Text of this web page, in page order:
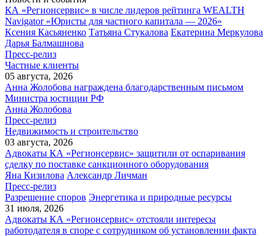
КА «Регионсервис» в числе лидеров рейтинга WEALTH
Navigator «Юристы для частного капитала — 2026»
Ксения Касьяненко Татьяна Стукалова Екатерина Меркулова
Дарья Балмашнова
Пресс-релиз
Частные клиенты
05 августа, 2026
Анна Жолобова награждена благодарственным письмом
Министра юстиции РФ
Анна Жолобова
Пресс-релиз
Недвижимость и строительство
03 августа, 2026
Адвокаты КА «Регионсервис» защитили от оспаривания
сделку по поставке санкционного оборудования
Яна Кизилова Александр Личман
Пресс-релиз
Разрешение споров Энергетика и природные ресурсы
31 июля, 2026
Адвокаты КА «Регионсервис» отстояли интересы
работодателя в споре с сотрудником об установлении факта